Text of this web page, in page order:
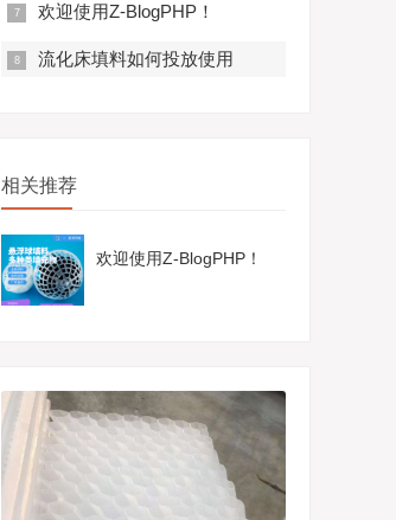
欢迎使用Z-BlogPHP！
流化床填料如何投放使用
相关推荐
欢迎使用Z-BlogPHP！